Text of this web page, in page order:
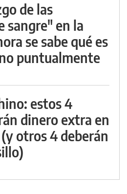
de las
sangre" en la
se sabe qué es
puntualmente
estos 4
dinero extra en
otros 4 deberán